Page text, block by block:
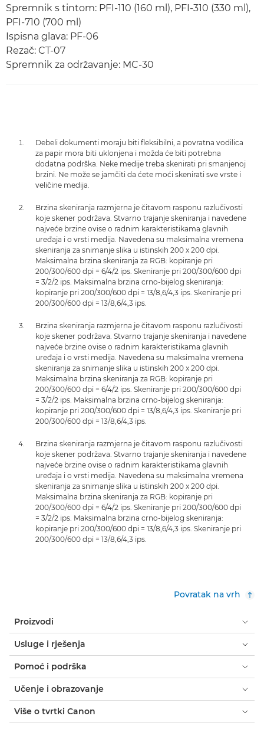
Spremnik s tintom: PFI-110 (160 ml), PFI-310 (330 ml),
PFI-710 (700 ml)
Ispisna glava: PF-06
Rezač: CT-07
Spremnik za održavanje: MC-30
Debeli dokumenti moraju biti fleksibilni, a povratna vodilica
za papir mora biti uklonjena i možda će biti potrebna
dodatna podrška. Neke medije treba skenirati pri smanjenoj
brzini. Ne može se jamčiti da ćete moći skenirati sve vrste i
veličine medija.
Brzina skeniranja razmjerna je čitavom rasponu razlučivosti
koje skener podržava. Stvarno trajanje skeniranja i navedene
najveće brzine ovise o radnim karakteristikama glavnih
uređaja i o vrsti medija. Navedena su maksimalna vremena
skeniranja za snimanje slika u istinskih 200 x 200 dpi.
Maksimalna brzina skeniranja za RGB: kopiranje pri
200/300/600 dpi = 6/4/2 ips. Skeniranje pri 200/300/600 dpi
= 3/2/2 ips. Maksimalna brzina crno-bijelog skeniranja:
kopiranje pri 200/300/600 dpi = 13/8,6/4,3 ips. Skeniranje pri
200/300/600 dpi = 13/8,6/4,3 ips.
Brzina skeniranja razmjerna je čitavom rasponu razlučivosti
koje skener podržava. Stvarno trajanje skeniranja i navedene
najveće brzine ovise o radnim karakteristikama glavnih
uređaja i o vrsti medija. Navedena su maksimalna vremena
skeniranja za snimanje slika u istinskih 200 x 200 dpi.
Maksimalna brzina skeniranja za RGB: kopiranje pri
200/300/600 dpi = 6/4/2 ips. Skeniranje pri 200/300/600 dpi
= 3/2/2 ips. Maksimalna brzina crno-bijelog skeniranja:
kopiranje pri 200/300/600 dpi = 13/8,6/4,3 ips. Skeniranje pri
200/300/600 dpi = 13/8,6/4,3 ips.
Brzina skeniranja razmjerna je čitavom rasponu razlučivosti
koje skener podržava. Stvarno trajanje skeniranja i navedene
najveće brzine ovise o radnim karakteristikama glavnih
uređaja i o vrsti medija. Navedena su maksimalna vremena
skeniranja za snimanje slika u istinskih 200 x 200 dpi.
Maksimalna brzina skeniranja za RGB: kopiranje pri
200/300/600 dpi = 6/4/2 ips. Skeniranje pri 200/300/600 dpi
= 3/2/2 ips. Maksimalna brzina crno-bijelog skeniranja:
kopiranje pri 200/300/600 dpi = 13/8,6/4,3 ips. Skeniranje pri
200/300/600 dpi = 13/8,6/4,3 ips.
Povratak na vrh
Proizvodi
Usluge i rješenja
Pomoć i podrška
Učenje i obrazovanje
Više o tvrtki Canon